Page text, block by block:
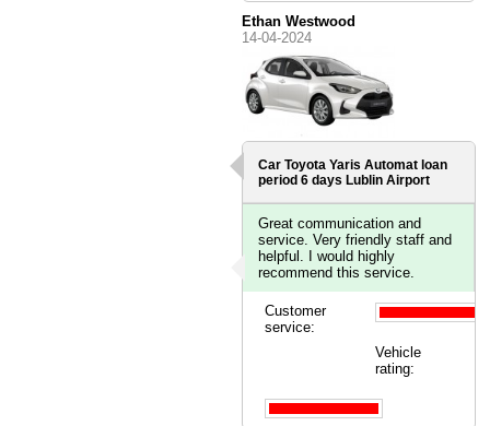
Ethan Westwood
14-04-2024
Car Toyota Yaris Automat loan
period 6 days Lublin Airport
Great communication and
service. Very friendly staff and
helpful. I would highly
recommend this service.
Customer
service:
Vehicle
rating: